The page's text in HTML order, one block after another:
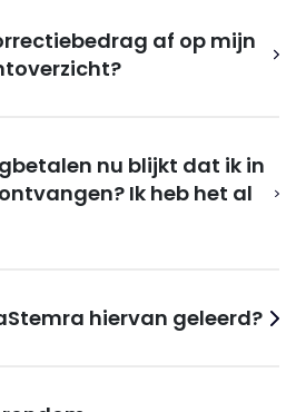
af op mijn
nu blijkt dat ik in
Ik heb het al
hiervan geleerd?